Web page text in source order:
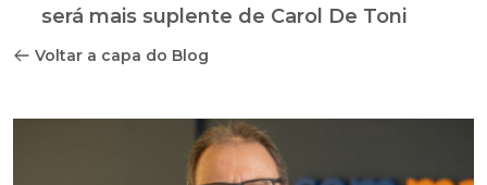
será mais suplente de Carol De Toni
Voltar a capa do Blog